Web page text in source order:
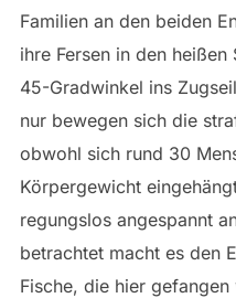
Familien an den beiden
ihre Fersen in den
45-Gradwinkel ins
nur bewegen sich die
obwohl sich rund 30
Körpergewicht
regungslos angespannt
betrachtet macht es den
Fische, die hier gefangen